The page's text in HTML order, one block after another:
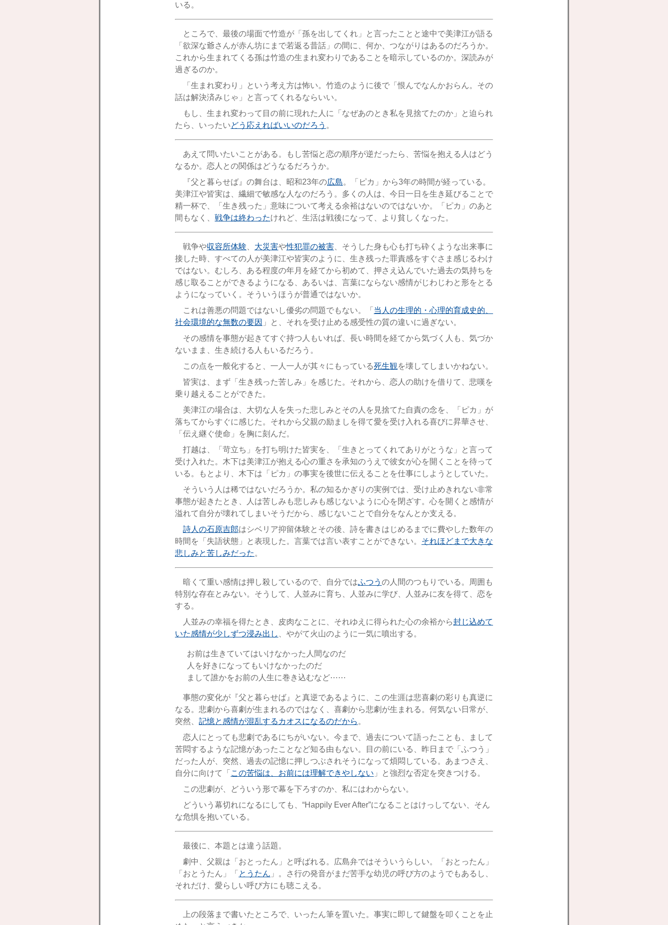
いる。
ところで、最後の場面で竹造が「孫を出してくれ」と言ったことと途中で美津江が語る
「欲深な爺さんが赤ん坊にまで若返る昔話」の間に、何か、つながりはあるのだろうか。
これから生まれてくる孫は竹造の生まれ変わりであることを暗示しているのか。深読みが
過ぎるのか。
「生まれ変わり」という考え方は怖い。竹造のように後で「恨んでなんかおらん。その
話は解決済みじゃ」と言ってくれるならいい。
もし、生まれ変わって目の前に現れた人に「なぜあのとき私を見捨てたのか」と迫られ
たら、いったいどう応えればいいのだろう 。
あえて問いたいことがある。もし苦悩と恋の順序が逆だったら、苦悩を抱える人はどう
なるか。恋人との関係はどうなるだろうか。
『父と暮らせば』の舞台は、昭和23年の広島。「ピカ」から3年の時間が経っている。
美津江や皆実は、繊細で敏感な人なのだろう。多くの人は、今日一日を生き延びることで
精一杯で、「生き残った」意味について考える余裕はないのではないか。「ピカ」のあと
間もなく、 戦争は終わったけれど、生活は戦後になって、より貧しくなった。
戦争や収容所体験 大災害や性犯罪の被害 、そうした身も心も打ち砕くような出来事に
接した時、すべての人が美津江や皆実のように、生き残った罪責感をすぐさま感じるわけ
ではない。むしろ、ある程度の年月を経てから初めて、押さえ込んでいた過去の気持ちを
感じ取ることができるようになる、あるいは、言葉にならない感情がじわじわと形をとる
ようになっていく。そういうほうが普通ではないか。
これは善悪の問題ではないし優劣の問題でもない。「 当人の生理的・心理的育成史的、
社会環境的な無数の要因 」と、それを受け止める感受性の質の違いに過ぎない。
その感情を事態が起きてすぐ持つ人もいれば、長い時間を経てから気づく人も、気づか
ないまま、生き続ける人もいるだろう。
この点を一般化すると、一人一人が其々にもっている死生観を壊してしまいかねない。
皆実は、まず「生き残った苦しみ」を感じた。それから、恋人の助けを借りて、悲嘆を
乗り越えることができた。
美津江の場合は、大切な人を失った悲しみとその人を見捨てた自責の念を、「ピカ」が
落ちてからすぐに感じた。それから父親の励ましを得て愛を受け入れる喜びに昇華させ、
「伝え継ぐ使命」を胸に刻んだ。
打越は、「苛立ち」を打ち明けた皆実を、「生きとってくれてありがとうな」と言って
受け入れた。木下は美津江が抱える心の重さを承知のうえで彼女が心を開くことを待って
いる。もとより、木下は「ピカ」の事実を後世に伝えることを仕事にしようとしていた。
そういう人は稀ではないだろうか。私の知るかぎりの実例では、受け止めきれない非常
事態が起きたとき、人は苦しみも悲しみも感じないように心を閉ざす。心を開くと感情が
溢れて自分が壊れてしまいそうだから、感じないことで自分をなんとか支える。
詩人の石原吉郎はシベリア抑留体験とその後、詩を書きはじめるまでに費やした数年の
時間を「失語状態」と表現した。言葉では言い表すことができない。 それほどまで大きな
悲しみと苦しみだった 。
暗くて重い感情は押し殺しているので、自分ではふつう の人間のつもりでいる。周囲も
特別な存在とみない。そうして、人並みに育ち、人並みに学び、人並みに友を得て、恋を
する。
人並みの幸福を得たとき、皮肉なことに、それゆえに得られた心の余裕から封じ込めて
いた感情が少しずつ浸み出し
、やがて火山のように一気に噴出する。
お前は生きていてはいけなかった人間なのだ
人を好きになってもいけなかったのだ
まして誰かをお前の人生に巻き込むなど⋯⋯
事態の変化が『父と暮らせば』と真逆であるように、この生涯は悲喜劇の彩りも真逆に
なる。悲劇から喜劇が生まれるのではなく、喜劇から悲劇が生まれる。何気ない日常が、
突然、 記憶と感情が混乱するカオスになるのだから 。
恋人にとっても悲劇であるにちがいない。今まで、過去について語ったことも、まして
苦悶するような記憶があったことなど知る由もない。目の前にいる、昨日まで「ふつう」
だった人が、突然、過去の記憶に押しつぶされそうになって煩悶している。あまつさえ、
自分に向けて「 この苦悩は、お前には理解できやしない 」と強烈な否定を突きつける。
この悲劇が、どういう形で幕を下ろすのか、私にはわからない。
どういう幕切れになるにしても、“Happily Ever After”になることはけっしてない、そん
な危惧を抱いている。
最後に、本題とは違う話題。
劇中、父親は「おとったん」と呼ばれる。広島弁ではそういうらしい。「おとったん」
「おとうたん」「 とうたん 」。さ行の発音がまだ苦手な幼児の呼び方のようでもあるし、
それだけ、愛らしい呼び方にも聴こえる。
上の段落まで書いたところで、いったん筆を置いた。事実に即して鍵盤を叩くことを止